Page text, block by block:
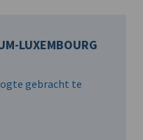
LUXEMBOURG
gebracht te